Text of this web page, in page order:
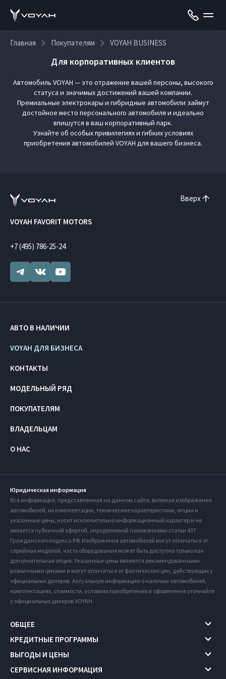
Главная Покупателям VOYAH BUSINESS
Для корпоративных клиентов
Автомобиль VOYAH — это отражение вашей персоны, высокого
статуса и значимых достижений вашей компании.
Премиальные электрокары и гибридные автомобили займут
достойное место персонального автомобиля и идеально
впишутся в ваш корпоративный парк.
Узнайте об особых привилегиях и гибких условиях
приобретения автомобилей VOYAH для вашего бизнеса.
Вверх
VOYAH FAVORIT MOTORS
+7 (495) 786-25-24
АВТО В НАЛИЧИИ
VOYAH ДЛЯ БИЗНЕСА
КОНТАКТЫ
МОДЕЛЬНЫЙ РЯД
ПОКУПАТЕЛЯМ
ВЛАДЕЛЬЦАМ
О НАС
Юридическая информация
Вся информация, представленная на данном сайте, включая изображения
автомобилей, их комплектации, технические характеристики, опции и
указанные цены, носит исключительно информационный характер и не
является публичной офертой, определяемой положениями статьи 437
Гражданского кодекса РФ. Изображения автомобилей могут отличаться от
серийных моделей, часть оборудования может быть доступна только как
дополнительная опция. Указанные цены являются рекомендованными
розничными ценами и могут отличаться от фактических цен, действующих у
официальных дилеров. Актуальную информацию о наличии автомобилей,
комплектациях, стоимости, условиях приобретения и оформления уточняйте
у официальных дилеров VOYAH.
ОБЩЕЕ
КРЕДИТНЫЕ ПРОГРАММЫ
ВЫГОДЫ И ЦЕНЫ
СЕРВИСНАЯ ИНФОРМАЦИЯ